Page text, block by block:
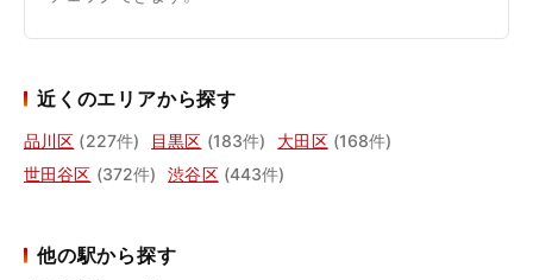
近くのエリアから探す
品川区 (227件) 目黒区 (183件) 大田区 (168件)
世田谷区 (372件) 渋谷区 (443件)
他の駅から探す